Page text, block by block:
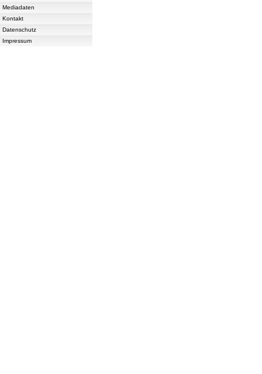
Mediadaten
Kontakt
Datenschutz
Impressum